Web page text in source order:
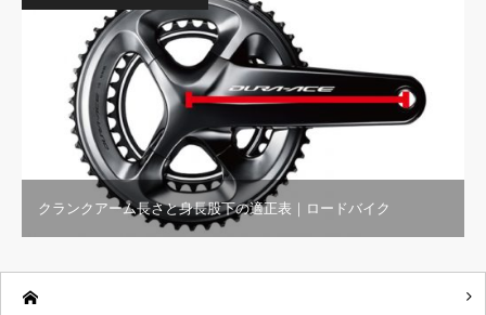
クランクアーム長さと身長股下の適正表｜ロードバイク